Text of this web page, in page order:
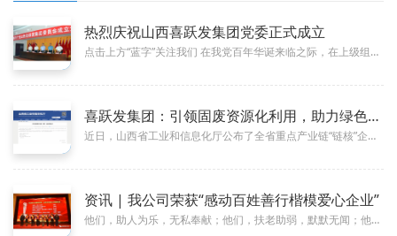
07-01 热烈庆祝山西喜跃发集团党委正式成立
点击上方“蓝字”关注我们 在我党百年华诞来临之际，在上级组织的亲切关怀与大力支持下，近日，中国共产党山西喜跃发集团委...
12-16 喜跃发集团：引领固废资源化利用，助力绿色低碳发展
近日，山西省工业和信息化厅公布了全省重点产业链“链核”企业名单。喜跃发国际环保新材料股份有限公司凭借在固废资源化综合循环...
01-09 资讯 | 我公司荣获“感动百姓善行楷模爱心企业”
他们，助人为乐，无私奉献；他们，扶老助弱，默默无闻；他们，慷慨解囊，不图回报。走进人海，他们是沧海一粟；回归生活，他们平...